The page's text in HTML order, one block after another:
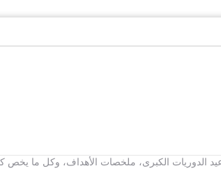
الدوريات الكبرى، ملخصات الأهداف، وكل ما